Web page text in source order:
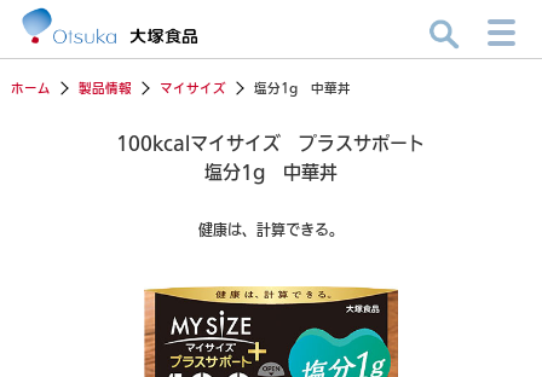
ホーム 製品情報 マイサイズ 塩分1g 中華丼
100kcalマイサイズ プラスサポート
塩分1g 中華丼
健康は、計算できる。